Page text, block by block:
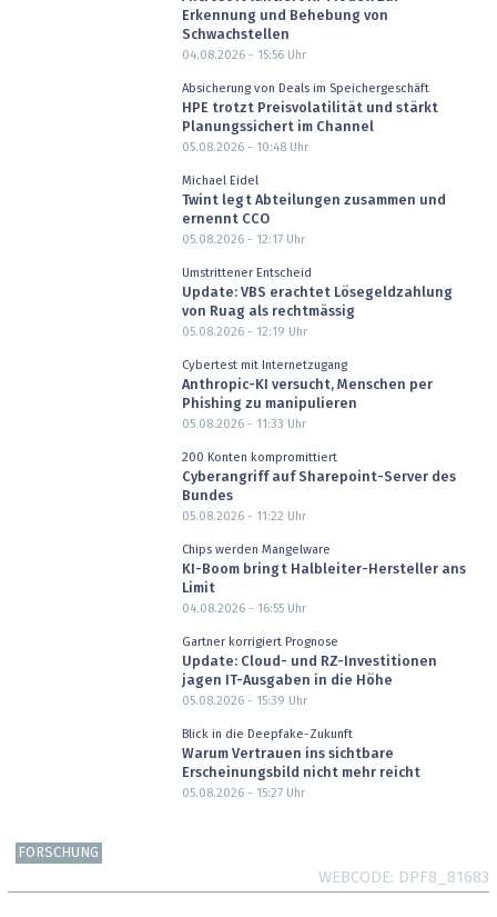
Erkennung und Behebung von
Schwachstellen
04.08.2026 - 15:56Uhr
Absicherung von Deals im Speichergeschäft
HPE trotzt Preisvolatilität und stärkt
Planungssichert im Channel
05.08.2026 - 10:48Uhr
Michael Eidel
Twint legt Abteilungen zusammen und
ernennt CCO
05.08.2026 - 12:17Uhr
Umstrittener Entscheid
Update: VBS erachtet Lösegeldzahlung
von Ruag als rechtmässig
05.08.2026 - 12:19 Uhr
Cybertest mit Internetzugang
Anthropic-KI versucht, Menschen per
Phishing zu manipulieren
05.08.2026 - 11:33 Uhr
200 Konten kompromittiert
Cyberangriff auf Sharepoint-Server des
Bundes
05.08.2026 - 11:22 Uhr
Chips werden Mangelware
KI-Boom bringt Halbleiter-Hersteller ans
Limit
04.08.2026 - 16:55Uhr
Gartner korrigiert Prognose
Update: Cloud- und RZ-Investitionen
jagen IT-Ausgaben in die Höhe
05.08.2026 - 15:39 Uhr
Blick in die Deepfake-Zukunft
Warum Vertrauen ins sichtbare
Erscheinungsbild nicht mehr reicht
05.08.2026 - 15:27Uhr
FORSCHUNG
WEBCODE DPF8_81683